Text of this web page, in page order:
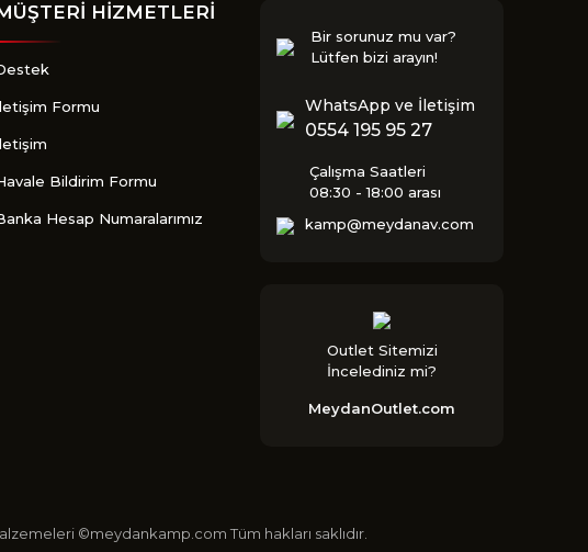
HİZMETLERİ
Formu
Bildirim Formu
Hesap Numaralarımız
Bir sorunuz mu var?
Lütfen bizi arayın!
WhatsApp ve İletişim
0554 195 95 27
Çalışma Saatleri
08:30 - 18:00 arası
kamp@meydanav.com
Outlet Sitemizi
İncelediniz mi?
MeydanOutlet.com
©meydankamp.com Tüm hakları saklıdır.